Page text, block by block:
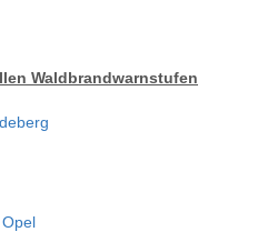
Waldbrandwarnstufen